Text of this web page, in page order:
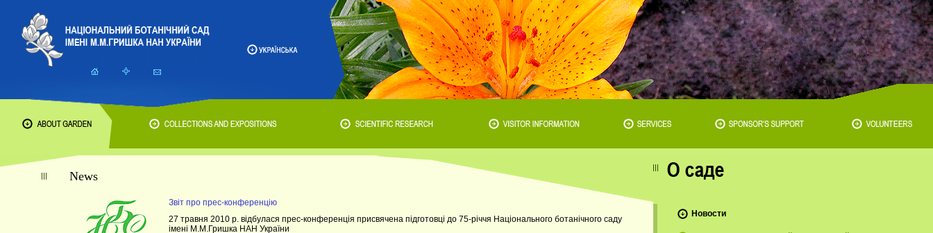
News
Звіт про прес-конференцію
27 травня 2010 р. відбулася прес-конференція присвячена підготовці до 75-річчя Національного ботанічного саду
імені М.М.Гришка НАН України
Новости